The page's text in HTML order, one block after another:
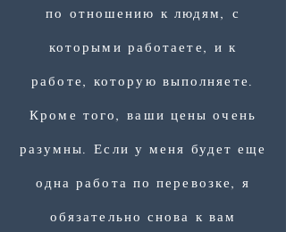
по отношению к людям, с
которыми работаете, и к
работе, которую выполняете.
Кроме того, ваши цены очень
разумны. Если у меня будет еще
одна работа по перевозке, я
обязательно снова к вам